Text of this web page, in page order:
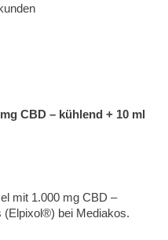
CBD – kühlend + 10 ml
mit 1.000 mg CBD –
(Elpixol®) bei Mediakos.